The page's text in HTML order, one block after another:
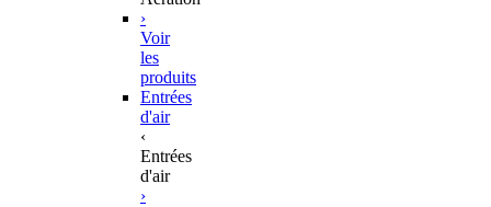
›
Voir
les
produits
Entrées
d'air
‹
Entrées
d'air
›